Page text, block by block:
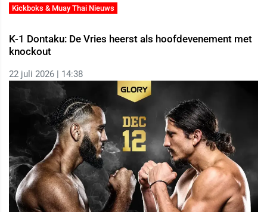
Kickboks & Muay Thai Nieuws
K-1 Dontaku: De Vries heerst als hoofdevenement met
knockout
22 juli 2026 | 14:38